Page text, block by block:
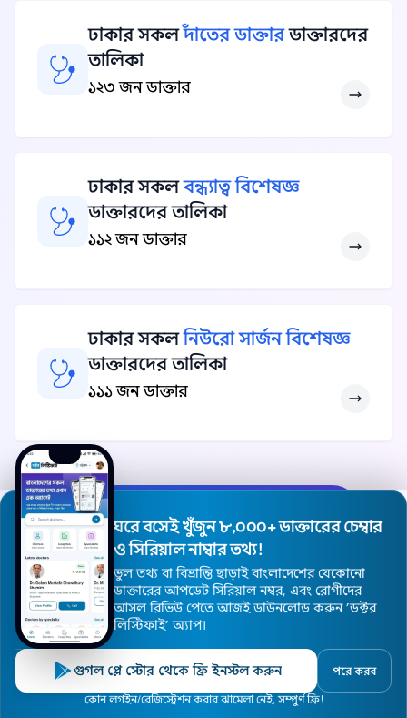
ঢাকার সকলদাঁতের ডাক্তারডাক্তারদের
তালিকা
১২৩ জন ডাক্তার
ঢাকার সকলবন্ধ্যাত্ব বিশেষজ্ঞ
ডাক্তারদের তালিকা
১১২ জন ডাক্তার
ঢাকার সকলনিউরো সার্জন বিশেষজ্ঞ
ডাক্তারদের তালিকা
১১১ জন ডাক্তার
ঢাকার সকল বিশেষজ্ঞ ডাক্তার দেখুন
ডাক্তার হাসপাতাল বিশেষজ্ঞ
ঘরে বসেই খুঁজুন ৮,০০০+ ডাক্তারের চেম্বার
ও সিরিয়াল নাম্বার তথ্য!
ভুল তথ্য বা বিভ্রান্তি ছাড়াই বাংলাদেশের যেকোনো
ডাক্তারের আপডেট সিরিয়াল নম্বর, এবং রোগীদের
আসল রিভিউ পেতে আজই ডাউনলোড করুন ’ডক্টর
লিস্টিফাই’ অ্যাপ।
গুগল প্লে স্টোর থেকে ফ্রি ইনস্টল করুন পরে করব
কোন লগইন/রেজিস্ট্রেশন করার ঝামেলা নেই, সম্পুর্ণ ফ্রি!